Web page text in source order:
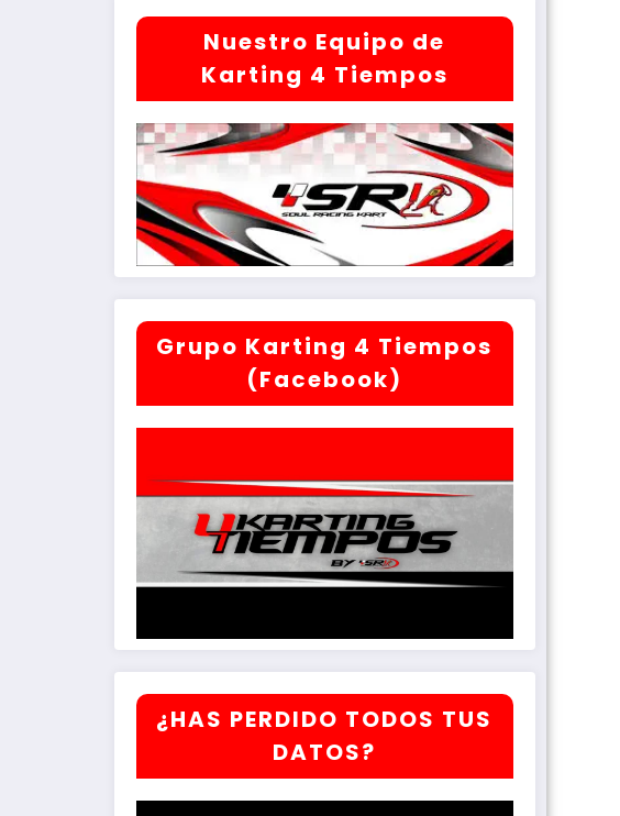
Nuestro Equipo de
Karting 4 Tiempos
Grupo Karting 4 Tiempos
(Facebook)
¿HAS PERDIDO TODOS TUS
DATOS?